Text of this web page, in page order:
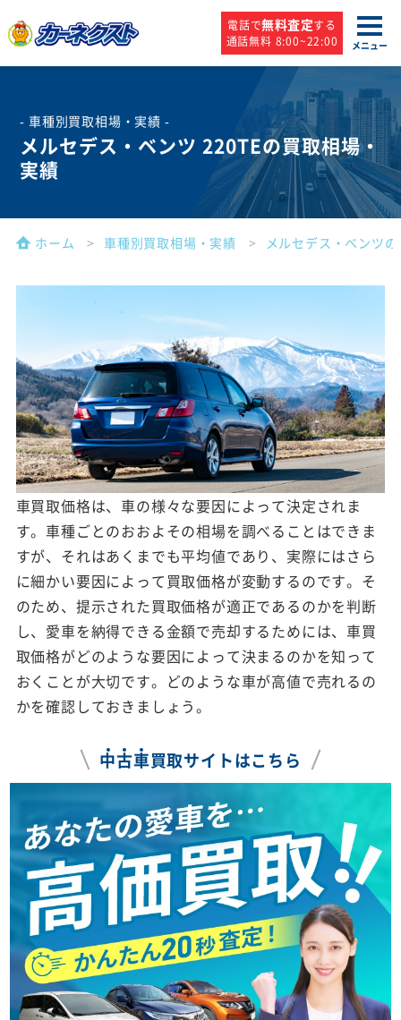
電話で無料査定する
通話無料 8:00~22:00
メニュー
- 車種別買取相場・実績 -
メルセデス・ベンツ 220TEの買取相場・
実績
ホーム 車種別買取相場・実績 メルセデス・ベンツ
車買取価格は、車の様々な要因によって決定されま
す。車種ごとのおおよその相場を調べることはできま
すが、それはあくまでも平均値であり、実際にはさら
に細かい要因によって買取価格が変動するのです。そ
のため、提示された買取価格が適正であるのかを判断
し、愛車を納得できる金額で売却するためには、車買
取価格がどのような要因によって決まるのかを知って
おくことが大切です。どのような車が高値で売れるの
かを確認しておきましょう。
中古車買取サイトはこちら